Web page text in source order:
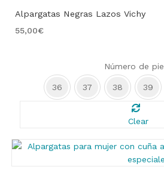
Alpargatas Negras Lazos Vichy
55,00€
Número de pie
36 37 38 39
Clear